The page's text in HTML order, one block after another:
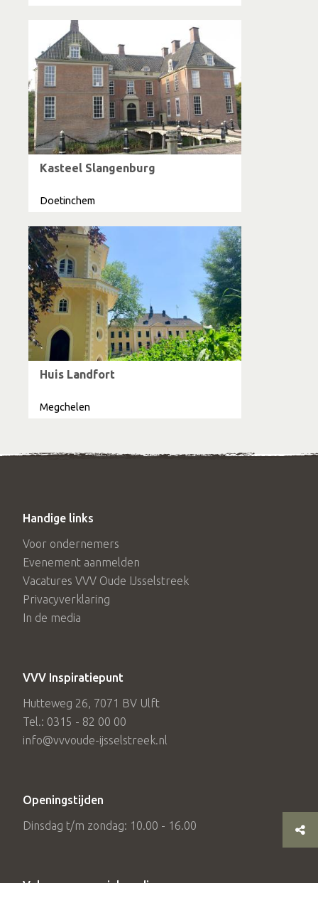
Kasteel Slangenburg
Doetinchem
Huis Landfort
Megchelen
Handige links
Voor ondernemers
Evenement aanmelden
Vacatures VVV Oude IJsselstreek
Privacyverklaring
In de media
VVV Inspiratiepunt
Hutteweg 26, 7071 BV Ulft
Tel.: 0315 - 82 00 00
info@vvvoude-ijsselstreek.nl
Openingstijden
Dinsdag t/m zondag: 10.00 - 16.00
Volg ons op social media